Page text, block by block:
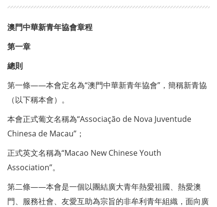
澳門中華新青年協會章程
第一章
總則
第一條——本會定名為“澳門中華新青年協會”，簡稱新青協
（以下稱本會）。
本會正式葡文名稱為“Associação de Nova Juventude
Chinesa de Macau”；
正式英文名稱為“Macao New Chinese Youth
Association”。
第二條——本會是一個以團結廣大青年熱愛祖國、熱愛澳
門、服務社會、友愛互助為宗旨的非牟利青年組織，面向廣